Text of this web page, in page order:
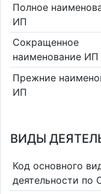
Полное
ИП
Сокращенное
наименование ИП
Прежние
ИП
ВИДЫ
Код основного
деятельности по